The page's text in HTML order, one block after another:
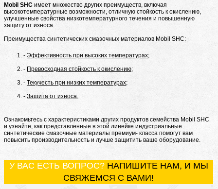
Mobil SHC имеет множество других преимуществ, включая
высокотемпературные возможности, отличную стойкость к окислению,
улучшенные свойства низкотемпературного течения и повышенную
защиту от износа.
Преимущества синтетических смазочных материалов Mobil SHC:
Эффективность при высоких температурах;
Превосходная стойкость к окислению;
Текучесть при низких температурах;
Защита от износа.
Ознакомьтесь с характеристиками других продуктов семейства Mobil SHC
и узнайте, как представленные в этой линейке индустриальные
синтетические смазочные материалы премиум- класса помогут вам
повысить производительность и лучше защитить ваше оборудование.
У ВАС ЕСТЬ ВОПРОС? НАПИШИТЕ НАМ, И МЫ
СВЯЖЕМСЯ С ВАМИ!